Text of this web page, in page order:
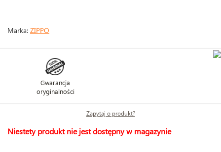
Marka: ZIPPO
Gwarancja
oryginalności
Zapytaj o produkt?
Niestety produkt nie jest dostępny w magazynie